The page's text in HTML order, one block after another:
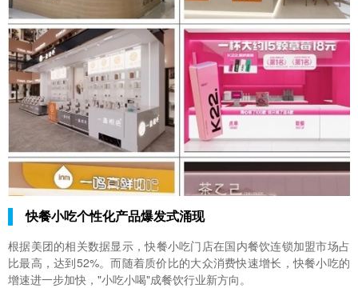
快餐小吃个性化产品爆发式涌现
根据美团的相关数据显示，快餐小吃门店在国内餐饮连锁加盟市场占
比最高，达到52%。而随着质价比的大众消费快速增长，快餐小吃的
增速进一步加快，"小吃小喝"成餐饮行业新方向。